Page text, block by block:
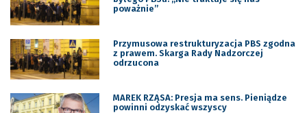
poważnie”
Przymusowa restrukturyzacja PBS zgodna
z prawem. Skarga Rady Nadzorczej
odrzucona
MAREK RZĄSA: Presja ma sens. Pieniądze
powinni odzyskać wszyscy